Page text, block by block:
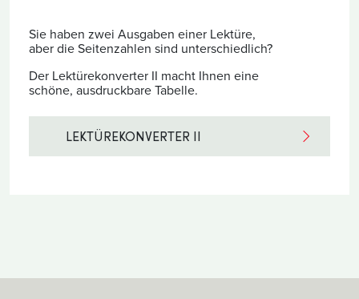
Sie haben zwei Ausgaben einer Lektüre,
aber die Seitenzahlen sind unterschiedlich?
Der Lektürekonverter II macht Ihnen eine
schöne, ausdruckbare Tabelle.
LEKTÜREKONVERTER II